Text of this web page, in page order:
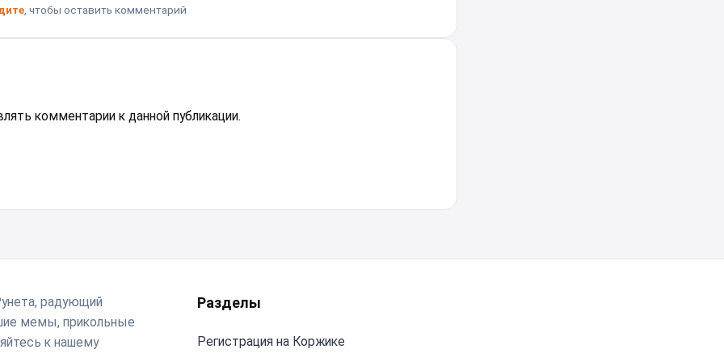
, чтобы оставить комментарий
комментарии к данной публикации.
радующий
мемы, прикольные
к нашему
Разделы
Регистрация на Коржике